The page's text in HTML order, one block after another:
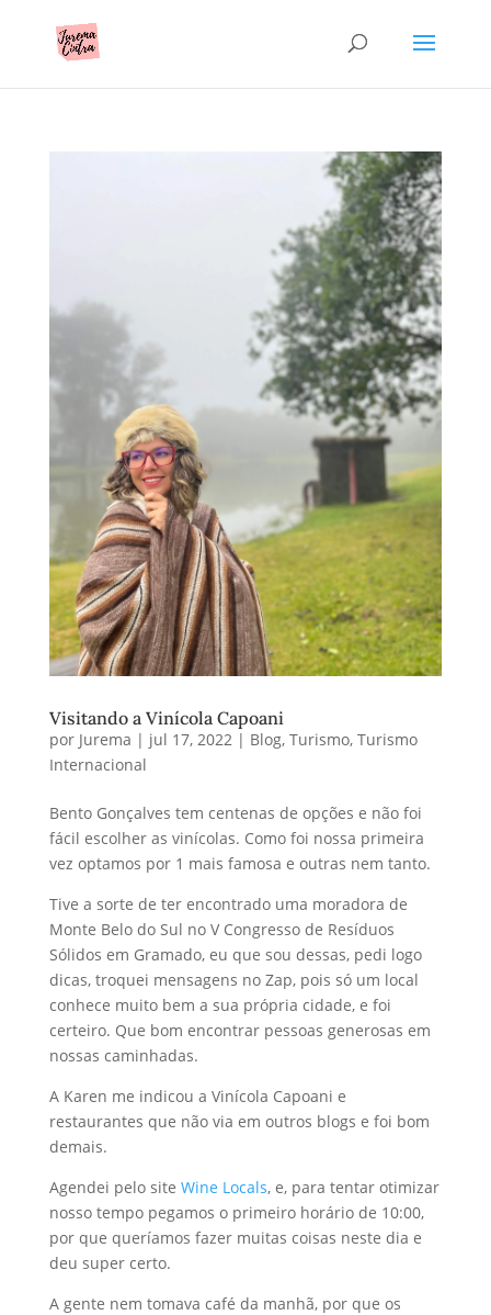
Visitando a Vinícola Capoani
por Jurema | jul 17, 2022| Blog, Turismo, Turismo
Internacional
Bento Gonçalves tem centenas de opções e não foi
fácil escolher as vinícolas. Como foi nossa primeira
vez optamos por 1 mais famosa e outras nem tanto.
Tive a sorte de ter encontrado uma moradora de
Monte Belo do Sul no V Congresso de Resíduos
Sólidos em Gramado, eu que sou dessas, pedi logo
dicas, troquei mensagens no Zap, pois só um local
conhece muito bem a sua própria cidade, e foi
certeiro. Que bom encontrar pessoas generosas em
nossas caminhadas.
A Karen me indicou a Vinícola Capoani e
restaurantes que não via em outros blogs e foi bom
demais.
Agendei pelo site Wine Locals, e, para tentar otimizar
nosso tempo pegamos o primeiro horário de 10:00,
por que queríamos fazer muitas coisas neste dia e
deu super certo.
A gente nem tomava café da manhã, por que os